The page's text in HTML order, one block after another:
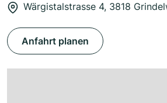
Wärgistalstrasse 4, 3818
Anfahrt planen